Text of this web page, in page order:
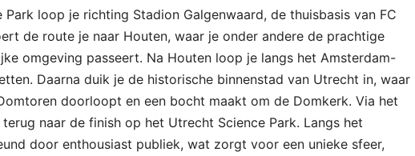
loop je richting Stadion Galgenwaard, de thuisbasis van FC
de route je naar Houten, waar je onder andere de prachtige
omgeving passeert. Na Houten loop je langs het Amsterdam-
Daarna duik je de historische binnenstad van Utrecht in, waar
doorloopt en een bocht maakt om de Domkerk. Via het
naar de finish op het Utrecht Science Park. Langs het
door enthousiast publiek, wat zorgt voor een unieke sfeer,